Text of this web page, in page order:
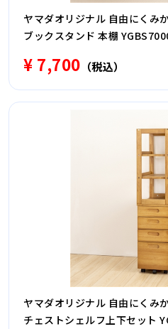
ヤマダオリジナル 自由にくみ
ブックスタンド 本棚
¥ 7,700 （税込）
ヤマダオリジナル 自由にくみ
チェストシェルフ上下セット